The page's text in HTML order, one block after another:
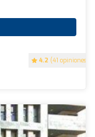
4.2 (41 opiniones)